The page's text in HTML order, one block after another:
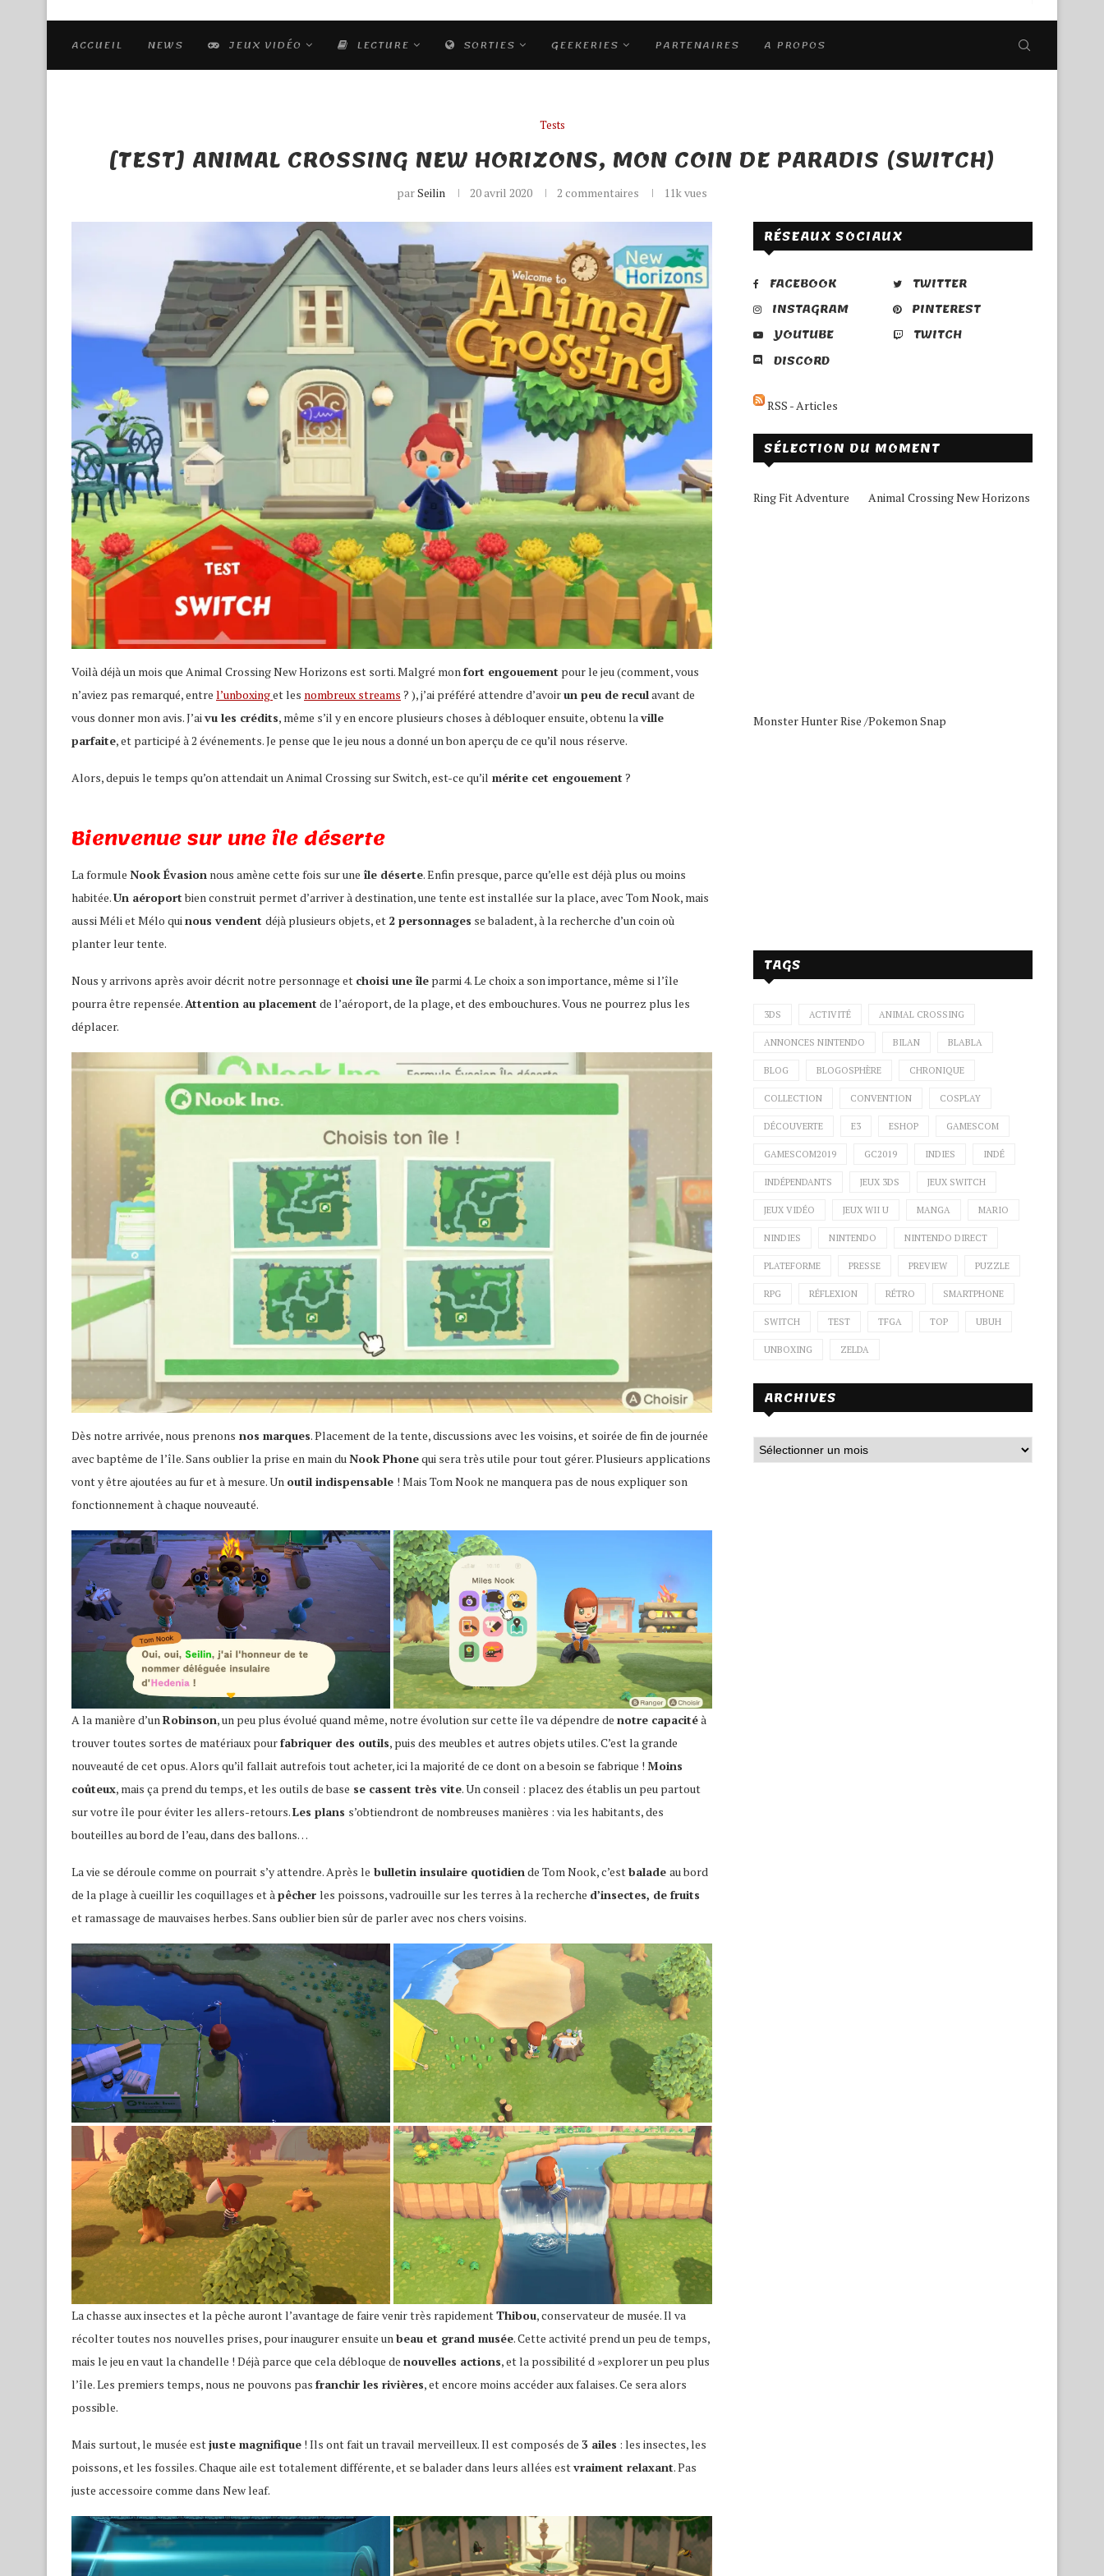
ACCUEIL NEWS JEUX VIDÉO LECTURE SORTIES GEEKERIES PARTENAIRES A PROPOS
Tests
[TEST] ANIMAL CROSSING NEW HORIZONS, MON COIN DE PARADIS (SWITCH)
parSeilin 20 avril 2020 2 commentaires 11kvues
Voilà déjà un mois que Animal Crossing New Horizons est sorti. Malgré monfort engouement pour le jeu (comment, vous
n’aviez pas remarqué, entre l’unboxinget les nombreux streams ? ), j’ai préféré attendre d’avoirun peu de reculavant de
vous donner mon avis. J’aivu les crédits, même s’il y en encore plusieurs choses à débloquer ensuite, obtenu laville
parfaite, et participé à 2 événements. Je pense que le jeu nous a donné un bon aperçu de ce qu’il nous réserve.
Alors, depuis le temps qu’on attendait un Animal Crossing sur Switch, est-ce qu’il mérite cet engouement ?
Bienvenue sur une île déserte
La formule Nook Évasion nous amène cette fois sur une île déserte. Enfin presque, parce qu’elle est déjà plus ou moins
habitée.Un aéroportbien construit permet d’arriver à destination, une tente est installée sur la place, avec Tom Nook, mais
aussi Méli et Mélo quinous vendent déjà plusieurs objets, et 2 personnages se baladent, à la recherche d’un coin où
planter leur tente.
Nous y arrivons après avoir décrit notre personnage et choisi une île parmi 4. Le choix a son importance, même si l’île
pourra être repensée.Attention au placement de l’aéroport, de la plage, et des embouchures. Vous ne pourrez plus les
déplacer.
Dès notre arrivée, nous prenons nos marques. Placement de la tente, discussions avec les voisins, et soirée de fin de journée
avec baptême de l’île. Sans oublier la prise en main duNook Phonequi sera très utile pour tout gérer. Plusieurs applications
vont y être ajoutées au fur et à mesure. Un outil indispensable ! Mais Tom Nook ne manquera pas de nous expliquer son
fonctionnement à chaque nouveauté.
A la manière d’unRobinson, un peu plus évolué quand même, notre évolution sur cette île va dépendre de notre capacitéà
trouver toutes sortes de matériaux pourfabriquer des outils, puis des meubles et autres objets utiles. C’est la grande
nouveauté de cet opus. Alors qu’il fallait autrefois tout acheter, ici la majorité de ce dont on a besoin se fabrique ! Moins
coûteux, mais ça prend du temps, et les outils de base se cassent très vite. Un conseil : placez des établis un peu partout
sur votre île pour éviter les allers-retours.Les plans s’obtiendront de nombreuses manières : via les habitants, des
bouteilles au bord de l’eau, dans des ballons…
La vie se déroule comme on pourrait s’y attendre. Après le bulletin insulaire quotidiende Tom Nook, c’estbalade au bord
de la plage à cueillir les coquillages et àpêcher les poissons, vadrouille sur les terres à la recherche d’insectes, de fruits
et ramassage de mauvaises herbes. Sans oublier bien sûr de parler avec nos chers voisins.
La chasse aux insectes et la pêche auront l’avantage de faire venir très rapidementThibou, conservateur de musée. Il va
récolter toutes nos nouvelles prises, pour inaugurer ensuite unbeau et grand musée. Cette activité prend un peu de temps,
mais le jeu en vaut la chandelle ! Déjà parce que cela débloque de nouvelles actions, et la possibilité d »explorer un peu plus
l’île. Les premiers temps, nous ne pouvons pas franchir les rivières, et encore moins accéder aux falaises. Ce sera alors
possible.
Mais surtout, le musée estjuste magnifique ! Ils ont fait un travail merveilleux. Il est composés de 3 ailes : les insectes, les
poissons, et les fossiles. Chaque aile est totalement différente, et se balader dans leurs allées estvraiment relaxant. Pas
juste accessoire comme dans New leaf.
RÉSEAUX SOCIAUX
FACEBOOK
TWITTER
INSTAGRAM
PINTEREST
YOUTUBE
TWITCH
DISCORD
RSS - Articles
SÉLECTION DU MOMENT
Ring Fit Adventure Animal Crossing New Horizons
Monster Hunter Rise /Pokemon Snap
TAGS
3DS ACTIVITÉ ANIMAL CROSSING
ANNONCES NINTENDO BILAN BLABLA
BLOG BLOGOSPHÈRE CHRONIQUE
COLLECTION CONVENTION COSPLAY
DÉCOUVERTE E3 ESHOP GAMESCOM
GAMESCOM2019 GC2019 INDIES INDÉ
INDÉPENDANTS JEUX 3DS JEUX SWITCH
JEUX VIDÉO JEUX WII U MANGA MARIO
NINDIES NINTENDO NINTENDO DIRECT
PLATEFORME PRESSE PREVIEW PUZZLE
RPG RÉFLEXION RÉTRO SMARTPHONE
SWITCH TEST TFGA TOP UBUH
UNBOXING ZELDA
ARCHIVES